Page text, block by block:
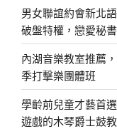
男女聯誼約會新北
破盤特權，戀愛秘
內湖音樂教室推薦
季打擊樂團體班
學齡前兒童才藝首
遊戲的木琴爵士鼓